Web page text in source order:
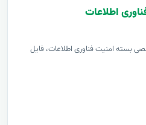
اطلاعات
بسته امنیت فناوری اطلاعات، فایل